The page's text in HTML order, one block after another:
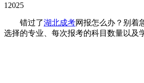
12025
错过了湖北成考网报怎么办？别着
选择的专业、每次报考的科目数量以及